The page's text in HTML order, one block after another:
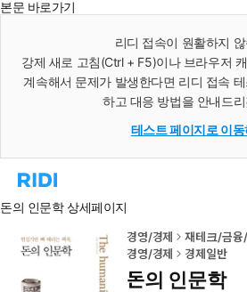
본문 바로가기
리디 접속이 원활하지
강제 새로 고침(Ctrl + F5)이나 브라우저
계속해서 문제가 발생한다면 리디 접속
하고 대응 방법을 안내드
테스트 페이지로 이
리
홈
로
이
돈의 인문학 상세페이지
경영/경제
재테크/금융
경영/경제
경제일반
돈의 인문학